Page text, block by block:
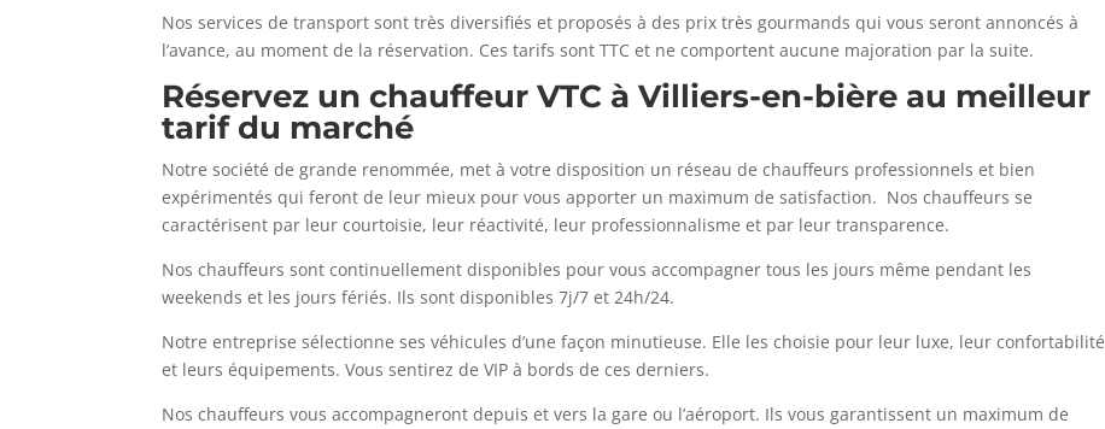
Nos services de transport sont très diversifiés et proposés à des prix très gourmands qui vous seront annoncés à
l’avance, au moment de la réservation. Ces tarifs sont TTC et ne comportent aucune majoration par la suite.
Réservez un chauffeur VTC àVilliers-en-bière au meilleur
tarif du marché
Notre société de grande renommée, met à votre disposition un réseau de chauffeurs professionnels et bien
expérimentés qui feront de leur mieux pour vous apporter un maximum de satisfaction. Nos chauffeurs se
caractérisent par leur courtoisie, leur réactivité, leur professionnalisme et par leur transparence.
Nos chauffeurs sont continuellement disponibles pour vous accompagner tous les jours même pendant les
weekends et les jours fériés. Ils sont disponibles 7j/7 et 24h/24.
Notre entreprise sélectionne ses véhicules d’une façon minutieuse. Elle les choisie pour leur luxe, leur confortabilité
et leurs équipements. Vous sentirez de VIP à bords de ces derniers.
Nos chauffeurs vous accompagneront depuis et vers la gare ou l’aéroport. Ils vous garantissent un maximum de